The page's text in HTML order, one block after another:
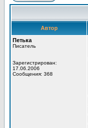
Автор
Петька
Писатель
Зарегистрирован:
17.06.2006
Сообщения: 368